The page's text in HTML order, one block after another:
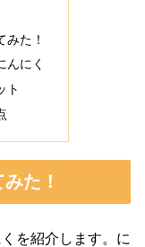
みた！
んにく
ト
た！
を紹介します。に